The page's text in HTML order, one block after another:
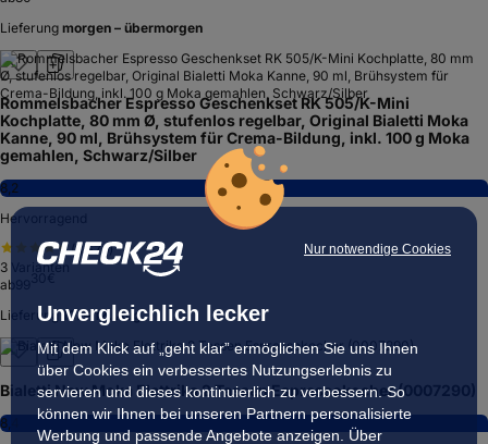
Nur notwendige Cookies
Unvergleichlich lecker
Mit dem Klick auf „geht klar” ermöglichen Sie uns Ihnen
über Cookies ein verbessertes Nutzungserlebnis zu
servieren und dieses kontinuierlich zu verbessern. So
können wir Ihnen bei unseren Partnern personalisierte
Werbung und passende Angebote anzeigen. Über
Lieferung morgen – übermorgen
Rommelsbacher Espresso Geschenkset RK 505/K-Mini
Kochplatte, 80 mm Ø, stufenlos regelbar, Original Bialetti Moka
Kanne, 90 ml, Brühsystem für Crema-Bildung, inkl. 100 g Moka
gemahlen, Schwarz/Silber
8,2
Hervorragend
(3.579)
3 Varianten
ab
Lieferung 10. – 12. Aug.
Bialetti New Moka Elettrika 2 Tassen Espressokocher (0007290)
8,4